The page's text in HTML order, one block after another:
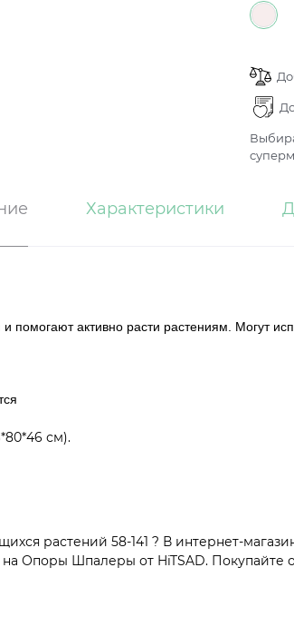
Характеристики
активно расти растениям. Могут
см).
растений 58-141 ? В интернет-
Опоры Шпалеры от HiTSAD. Покупайте